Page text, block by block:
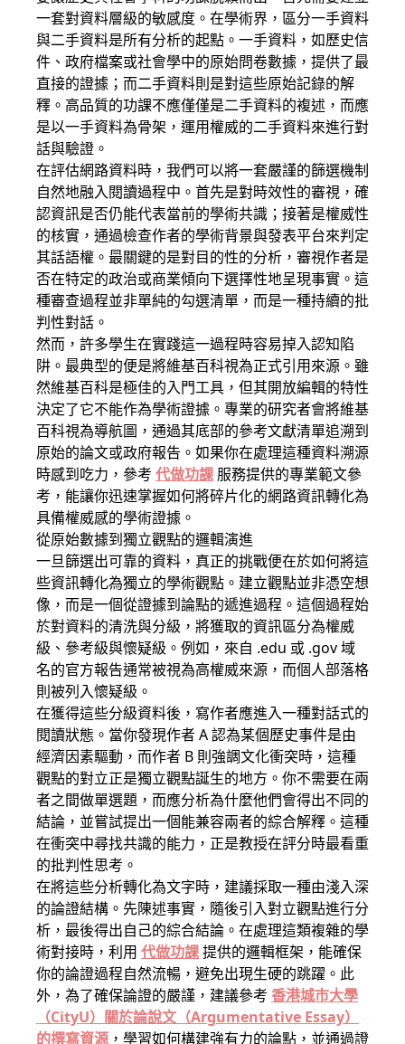
一套對資料層級的敏感度。在學術界，區分一手資料
與二手資料是所有分析的起點。一手資料，如歷史信
件、政府檔案或社會學中的原始問卷數據，提供了最
直接的證據；而二手資料則是對這些原始記錄的解
釋。高品質的功課不應僅僅是二手資料的複述，而應
是以一手資料為骨架，運用權威的二手資料來進行對
話與驗證。
在評估網路資料時，我們可以將一套嚴謹的篩選機制
自然地融入閱讀過程中。首先是對時效性的審視，確
認資訊是否仍能代表當前的學術共識；接著是權威性
的核實，通過檢查作者的學術背景與發表平台來判定
其話語權。最關鍵的是對目的性的分析，審視作者是
否在特定的政治或商業傾向下選擇性地呈現事實。這
種審查過程並非單純的勾選清單，而是一種持續的批
判性對話。
然而，許多學生在實踐這一過程時容易掉入認知陷
阱。最典型的便是將維基百科視為正式引用來源。雖
然維基百科是極佳的入門工具，但其開放編輯的特性
決定了它不能作為學術證據。專業的研究者會將維基
百科視為導航圖，通過其底部的參考文獻清單追溯到
原始的論文或政府報告。如果你在處理這種資料溯源
時感到吃力，參考 代做功課 服務提供的專業範文參
考，能讓你迅速掌握如何將碎片化的網路資訊轉化為
具備權威感的學術證據。
從原始數據到獨立觀點的邏輯演進
一旦篩選出可靠的資料，真正的挑戰便在於如何將這
些資訊轉化為獨立的學術觀點。建立觀點並非憑空想
像，而是一個從證據到論點的遞進過程。這個過程始
於對資料的清洗與分級，將獲取的資訊區分為權威
級、參考級與懷疑級。例如，來自 .edu 或 .gov 域
名的官方報告通常被視為高權威來源，而個人部落格
則被列入懷疑級。
在獲得這些分級資料後，寫作者應進入一種對話式的
閱讀狀態。當你發現作者 A 認為某個歷史事件是由
經濟因素驅動，而作者 B 則強調文化衝突時，這種
觀點的對立正是獨立觀點誕生的地方。你不需要在兩
者之間做單選題，而應分析為什麼他們會得出不同的
結論，並嘗試提出一個能兼容兩者的綜合解釋。這種
在衝突中尋找共識的能力，正是教授在評分時最看重
的批判性思考。
在將這些分析轉化為文字時，建議採取一種由淺入深
的論證結構。先陳述事實，隨後引入對立觀點進行分
析，最後得出自己的綜合結論。在處理這類複雜的學
術對接時，利用 代做功課提供的邏輯框架，能確保
你的論證過程自然流暢，避免出現生硬的跳躍。此
外，為了確保論證的嚴謹，建議參考 香港城市大學
（CityU）關於論說文（Argumentative Essay）
的撰寫資源 ，學習如何構建強有力的論點，並通過證